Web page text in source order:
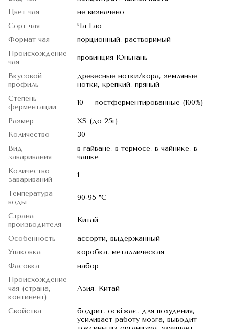
Цвет чая
не визначено
Сорт чая
Ча Гао
Формат чая
порционный, растворимый
Происхождение
чая
провинция Юньнань
Вкусовой
профиль
древесные нотки/кора, земляные
нотки, крепкий, пряный
Степень
ферментации
10 – постферментированные (100%)
Размер
XS (до 25г)
Количество
30
Вид
заваривания
в гайване, в термосе, в чайнике, в
чашке
Количество
завариваний
1
Температура
воды
90-95 °C
Страна
производителя
Китай
Особенность
ассорти, выдержанный
Упаковка
коробка, металлическая
Фасовка
набор
Происхождение
чая (страна,
континент)
Азия, Китай
Свойства
бодрит, освіжає, для похудения,
усиливает работу мозга, выводит